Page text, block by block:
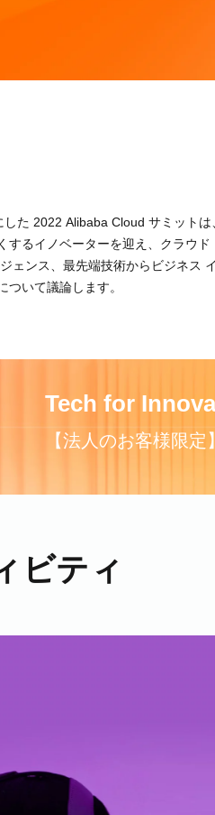
た 2022 Alibaba Cloud サミットは
するイノベーターを迎え、クラウド
ェンス、最先端技術からビジネス
ついて議論します。
Tech for
【法人のお客様限
ビティ